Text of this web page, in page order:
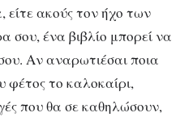
ακούς τον ήχο των
ένα βιβλίο μπορεί να
Αν αναρωτιέσαι ποια
φέτος το καλοκαίρι,
που θα σε καθηλώσουν,